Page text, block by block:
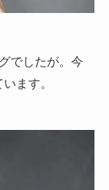
でしたが。今
ます。